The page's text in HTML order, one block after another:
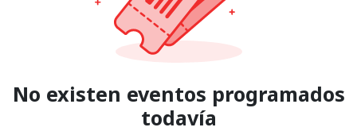
No existen eventos programados
todavía